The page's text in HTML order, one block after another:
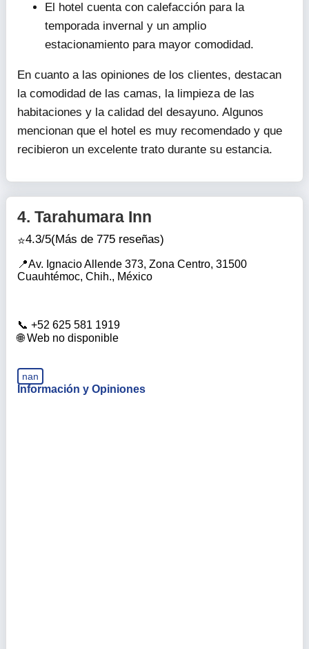
El hotel cuenta con calefacción para la
temporada invernal y un amplio
estacionamiento para mayor comodidad.
En cuanto a las opiniones de los clientes, destacan
la comodidad de las camas, la limpieza de las
habitaciones y la calidad del desayuno. Algunos
mencionan que el hotel es muy recomendado y que
recibieron un excelente trato durante su estancia.
+52 625 581 1919
Web no disponible
4. Tarahumara Inn
4.3/5(Más de 775 reseñas)
Av. Ignacio Allende 373, Zona Centro, 31500
Cuauhtémoc, Chih., México
nan
Información y Opiniones